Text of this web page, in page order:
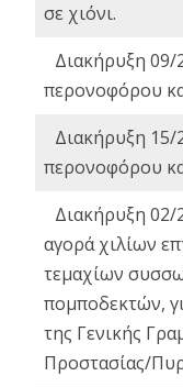
σε χιόνι.
Διακήρυξη 09/
περονοφόρου
Διακήρυξη 15/
περονοφόρου
Διακήρυξη 02/
αγορά χιλίων
τεμαχίων
πομποδεκτών,
της Γενικής
Προστασίας/